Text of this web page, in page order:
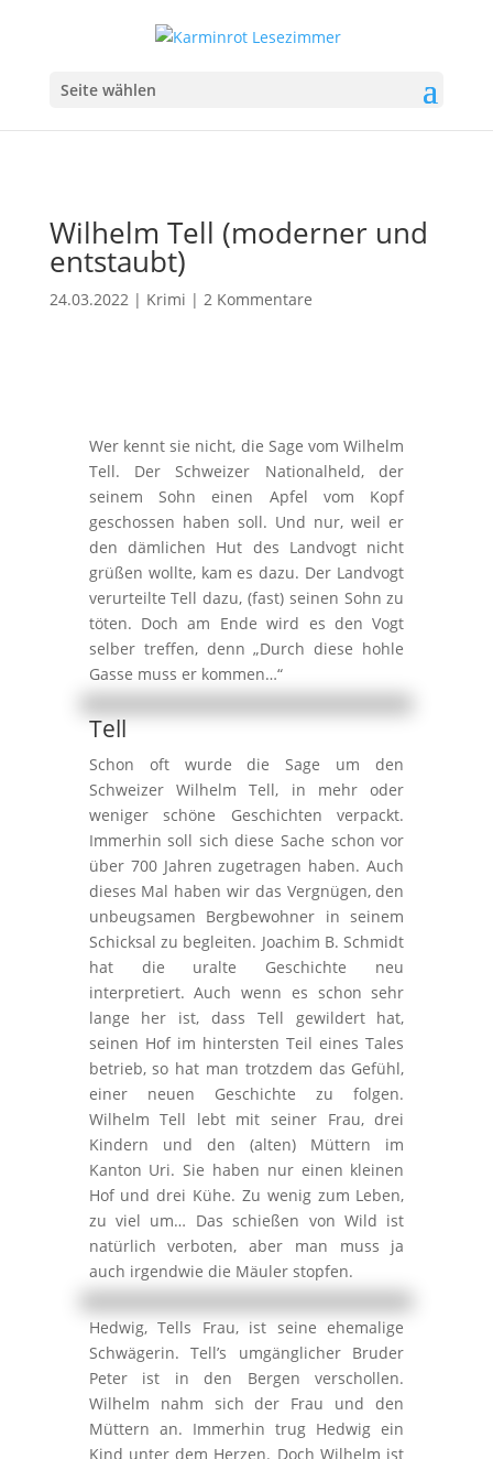
Seite wählen
Wilhelm Tell (moderner und
entstaubt)
24.03.2022 | Krimi | 2 Kommentare
Wer kennt sie nicht, die Sage vom Wilhelm
Tell. Der Schweizer Nationalheld, der
seinem Sohn einen Apfel vom Kopf
geschossen haben soll. Und nur, weil er
den dämlichen Hut des Landvogt nicht
grüßen wollte, kam es dazu. Der Landvogt
verurteilte Tell dazu, (fast) seinen Sohn zu
töten. Doch am Ende wird es den Vogt
selber treffen, denn „Durch diese hohle
Gasse muss er kommen…“
Tell
Schon oft wurde die Sage um den
Schweizer Wilhelm Tell, in mehr oder
weniger schöne Geschichten verpackt.
Immerhin soll sich diese Sache schon vor
über 700 Jahren zugetragen haben. Auch
dieses Mal haben wir das Vergnügen, den
unbeugsamen Bergbewohner in seinem
Schicksal zu begleiten. Joachim B. Schmidt
hat die uralte Geschichte neu
interpretiert. Auch wenn es schon sehr
lange her ist, dass Tell gewildert hat,
seinen Hof im hintersten Teil eines Tales
betrieb, so hat man trotzdem das Gefühl,
einer neuen Geschichte zu folgen.
Wilhelm Tell lebt mit seiner Frau, drei
Kindern und den (alten) Müttern im
Kanton Uri. Sie haben nur einen kleinen
Hof und drei Kühe. Zu wenig zum Leben,
zu viel um… Das schießen von Wild ist
natürlich verboten, aber man muss ja
auch irgendwie die Mäuler stopfen.
Hedwig, Tells Frau, ist seine ehemalige
Schwägerin. Tell’s umgänglicher Bruder
Peter ist in den Bergen verschollen.
Wilhelm nahm sich der Frau und den
Müttern an. Immerhin trug Hedwig ein
Kind unter dem Herzen. Doch Wilhelm ist